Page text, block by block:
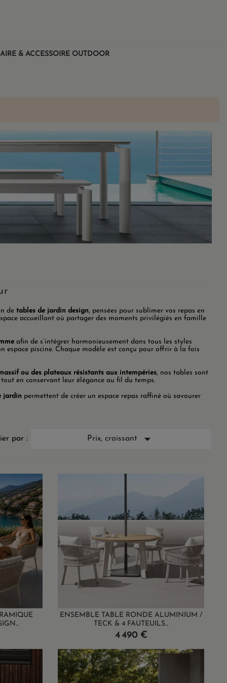
& ACCESSOIRE OUTDOOR
de tables de jardin design, pensées pour sublimer vos repas en
accueillant où partager des moments privilégiés en famille
afin de s’intégrer harmonieusement dans tous les styles
espace piscine. Chaque modèle est conçu pour offrir à la fois
ou des plateaux résistants aux intempéries, nos tables sont
tout en conservant leur élégance au fil du temps.
jardin permettent de créer un espace repas raffiné où savourer
par : Prix, croissant 
ENSEMBLE TABLE RONDE ALUMINIUM /
TECK & 4 FAUTEUILS...
Prix
4 490 €